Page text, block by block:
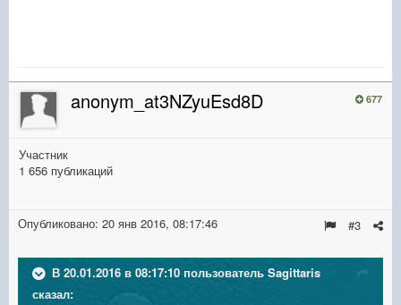
677
anonym_at3NZyuEsd8D
Участник
1 656 публикаций
#3
Опубликовано: 20 янв 2016, 08:17:46
В 20.01.2016 в 08:17:10 пользователь Sagittaris
сказал: